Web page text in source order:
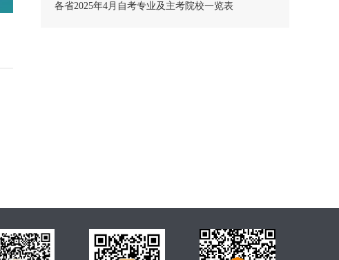
各省2025年4月自考专业及主考院校一览表